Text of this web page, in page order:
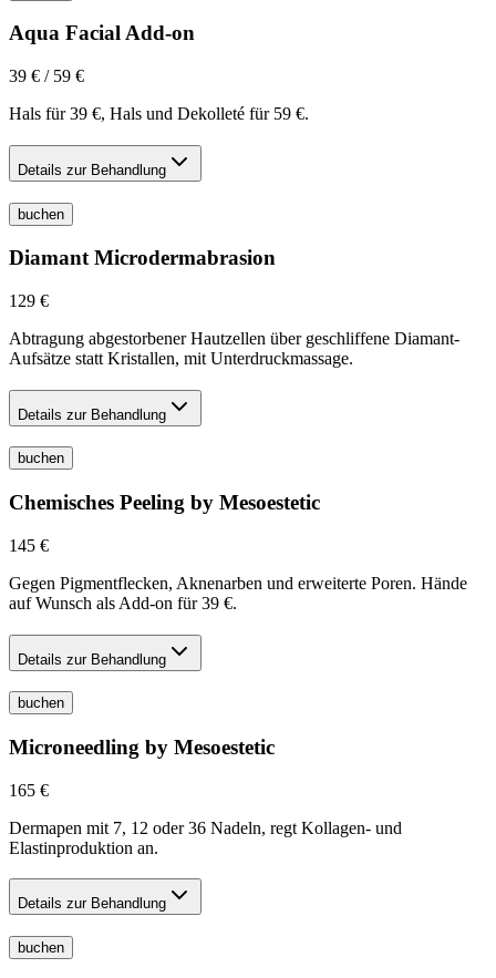
Aqua Facial Add-on
39 € / 59 €
Hals für 39 €, Hals und Dekolleté für 59 €.
Details zur Behandlung
buchen
Diamant Microdermabrasion
129 €
Abtragung abgestorbener Hautzellen über geschliffene Diamant-
Aufsätze statt Kristallen, mit Unterdruckmassage.
Details zur Behandlung
buchen
Chemisches Peeling by Mesoestetic
145 €
Gegen Pigmentflecken, Aknenarben und erweiterte Poren. Hände
auf Wunsch als Add-on für 39 €.
Details zur Behandlung
buchen
Microneedling by Mesoestetic
165 €
Dermapen mit 7, 12 oder 36 Nadeln, regt Kollagen- und
Elastinproduktion an.
Details zur Behandlung
buchen